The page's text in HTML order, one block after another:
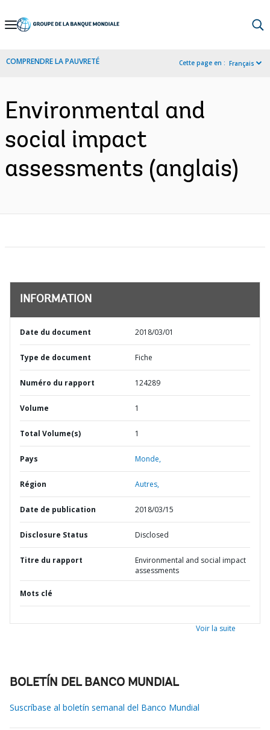
Skip
Navigation
COMPRENDRE LA PAUVRETÉ Cette page en : Français
Environmental and
social impact
assessments (anglais)
INFORMATION
Date du document 2018/03/01
Type de document Fiche
Numéro du rapport 124289
Volume 1
Total Volume(s) 1
Pays Monde,
Région Autres,
Date de publication 2018/03/15
Disclosure Status Disclosed
Titre du rapport
Environmental and social impact
assessments
Mots clé
Voir la suite
BOLETÍN DEL BANCO MUNDIAL
Suscríbase al boletín semanal del Banco Mundial